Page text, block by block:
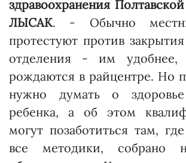
здравоохранения
ЛЫСАК. - Обычно
протестуют против
отделения - им удобнее,
рождаются в райцентре. Но
нужно думать о
ребенка, а об этом
могут позаботиться там,
все методики, собрано